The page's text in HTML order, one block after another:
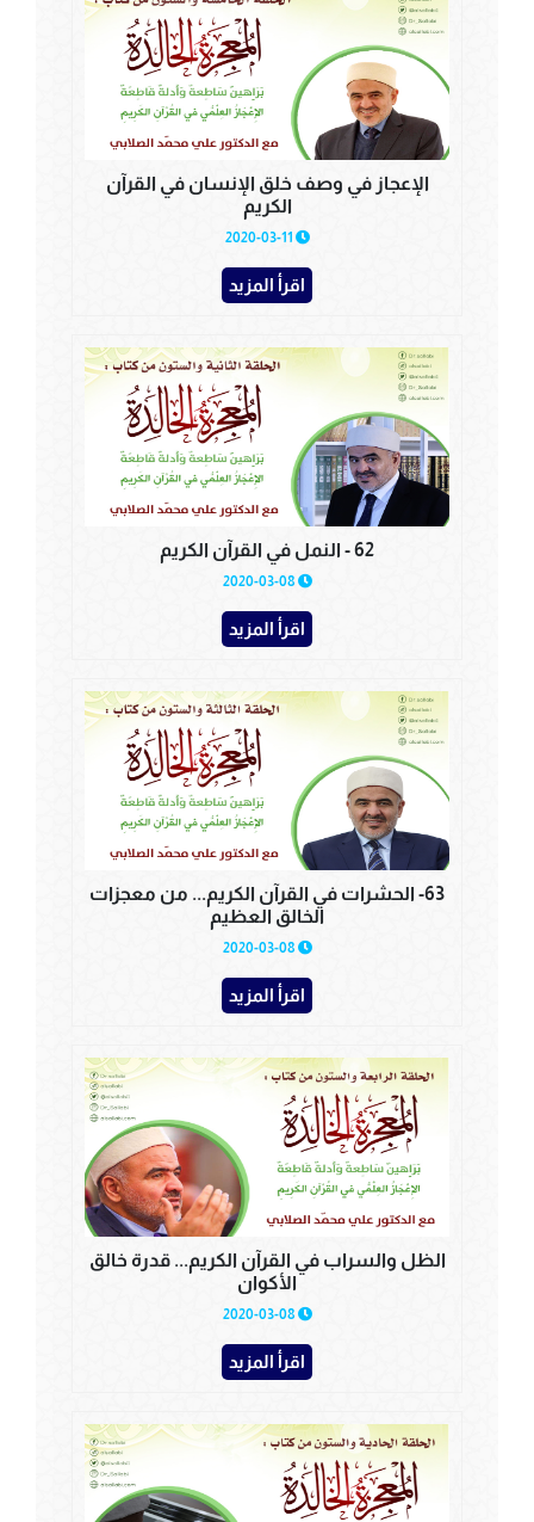
الإعجاز في وصف خلق الإنسان في القرآن
الكريم
اقرأ المزيد
62 - النمل في القرآن الكريم
اقرأ المزيد
63- الحشرات في القرآن الكريم... من معجزات
الخالق العظيم
اقرأ المزيد
الظل والسراب في القرآن الكريم... قدرة خالق
الأكوان
اقرأ المزيد